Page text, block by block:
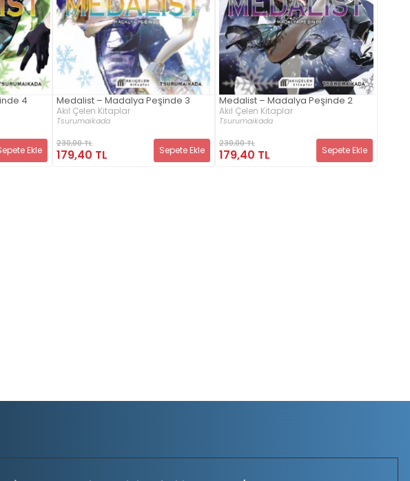
4
Ekle
Medalist – Madalya Peşinde 3
Akıl Çelen Kitaplar
Tsurumaikada
230,00 TL
179,40 TL Sepete Ekle
Medalist – Madalya Peşinde 2
Akıl Çelen Kitaplar
Tsurumaikada
230,00 TL
179,40 TL Sepete Ekle